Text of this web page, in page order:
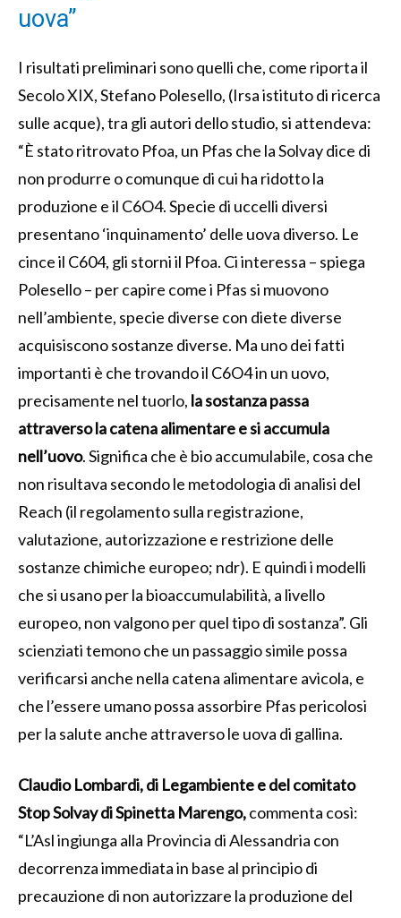
uova”
I risultati preliminari sono quelli che, come riporta il
Secolo XIX, Stefano Polesello, (Irsa istituto di ricerca
sulle acque), tra gli autori dello studio, si attendeva:
“È stato ritrovato Pfoa, un Pfas che la Solvay dice di
non produrre o comunque di cui ha ridotto la
produzione e il C6O4. Specie di uccelli diversi
presentano ‘inquinamento’ delle uova diverso. Le
cince il C604, gli storni il Pfoa. Ci interessa – spiega
Polesello – per capire come i Pfas si muovono
nell’ambiente, specie diverse con diete diverse
acquisiscono sostanze diverse. Ma uno dei fatti
importanti è che trovando il C6O4 in un uovo,
precisamente nel tuorlo, la sostanza passa
attraverso la catena alimentare e si accumula
nell’uovo. Significa che è bio accumulabile, cosa che
non risultava secondo le metodologia di analisi del
Reach (il regolamento sulla registrazione,
valutazione, autorizzazione e restrizione delle
sostanze chimiche europeo; ndr). E quindi i modelli
che si usano per la bioaccumulabilità, a livello
europeo, non valgono per quel tipo di sostanza”. Gli
scienziati temono che un passaggio simile possa
verificarsi anche nella catena alimentare avicola, e
che l’essere umano possa assorbire Pfas pericolosi
per la salute anche attraverso le uova di gallina.
Claudio Lombardi, di Legambiente e del comitato
Stop Solvay di Spinetta Marengo,commenta così:
“L’Asl ingiunga alla Provincia di Alessandria con
decorrenza immediata in base al principio di
precauzione di non autorizzare la produzione del